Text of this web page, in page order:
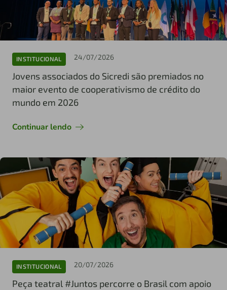
INSTITUCIONAL 24/07/2026
Jovens associados do Sicredi são premiados no
maior evento de cooperativismo de crédito do
mundo em 2026
Continuar lendo
INSTITUCIONAL 20/07/2026
Peça teatral #Juntos percorre o Brasil com apoio